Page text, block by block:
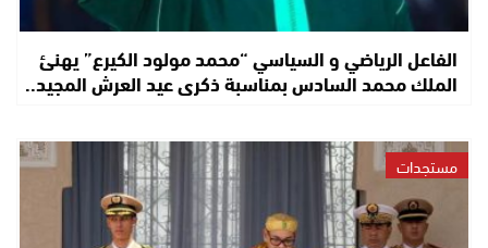
الفاعل الرياضي و السياسي “محمد مولود الكيرع” يهنئ
الملك محمد السادس بمناسبة ذكرى عيد العرش المجيد..
مستجدات